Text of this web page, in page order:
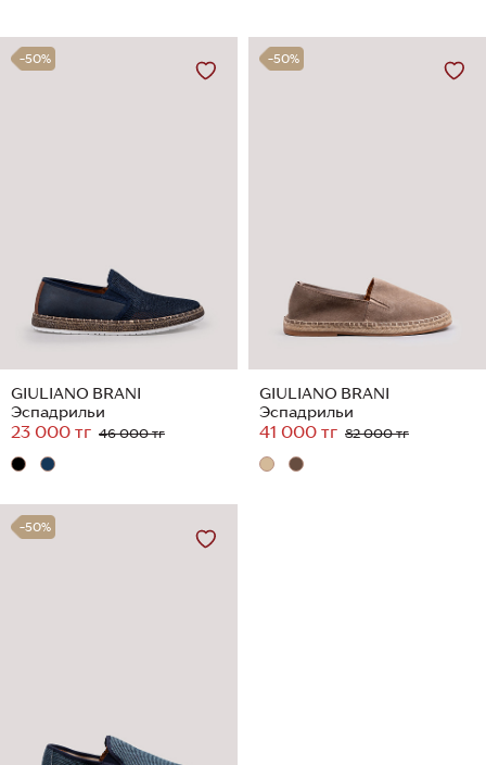
-50%
GIULIANO BRANI
Эспадрильи
23 000 тг 46 000 тг
-50%
GIULIANO BRANI
Эспадрильи
41 000 тг 82 000 тг
-50%